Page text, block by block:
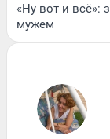
«Ну вот и всё»:
мужем